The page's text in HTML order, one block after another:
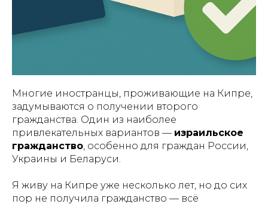
Многие иностранцы, проживающие на Кипре,
задумываются о получении второго
гражданства. Один из наиболее
привлекательных вариантов — израильское
гражданство, особенно для граждан России,
Украины и Беларуси.
Я живу на Кипре уже несколько лет, но до сих
пор не получила гражданство — всё